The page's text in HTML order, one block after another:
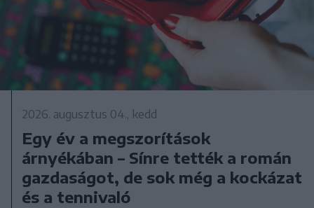
2026. augusztus 04., kedd
Egy év a megszorítások
árnyékában – Sínre tették a román
gazdaságot, de sok még a kockázat
és a tennivaló